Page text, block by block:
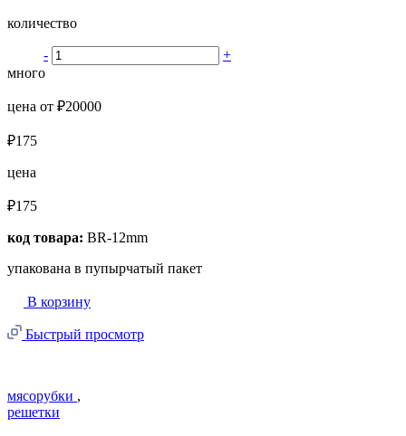
количество
-
+
много
цена от ₽20000
₽175
цена
₽175
код товара: BR-12mm
упакована в пупырчатый пакет
В корзину
Быстрый просмотр
мясорубки ,
решетки